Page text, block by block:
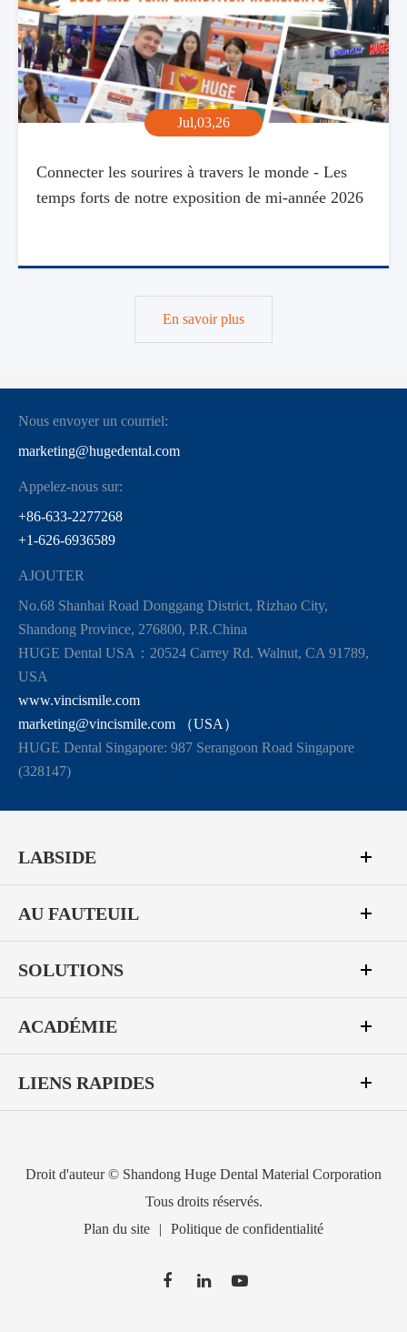
Jul,03,26
Connecter les sourires à travers le monde - Les
temps forts de notre exposition de mi-année 2026
En savoir plus
Nous envoyer un courriel:
marketing@hugedental.com
Appelez-nous sur:
+86-633-2277268
+1-626-6936589
AJOUTER
No.68 Shanhai Road Donggang District, Rizhao City,
Shandong Province, 276800, P.R.China
HUGE Dental USA：20524 Carrey Rd. Walnut, CA 91789,
USA
www.vincismile.com
marketing@vincismile.com （USA）
HUGE Dental Singapore: 987 Serangoon Road Singapore
(328147)
LABSIDE
AU FAUTEUIL
SOLUTIONS
ACADÉMIE
LIENS RAPIDES
Droit d'auteur © Shandong Huge Dental Material Corporation
Tous droits réservés.
Plan du site
| Politique de confidentialité